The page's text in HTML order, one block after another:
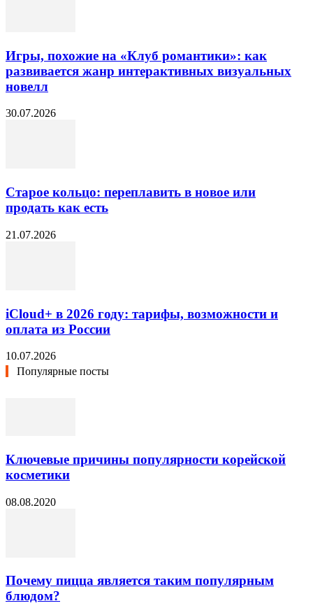
Игры, похожие на «Клуб романтики»: как
развивается жанр интерактивных визуальных
новелл
30.07.2026
Старое кольцо: переплавить в новое или
продать как есть
21.07.2026
iCloud+ в 2026 году: тарифы, возможности и
оплата из России
10.07.2026
Популярные посты
Ключевые причины популярности корейской
косметики
08.08.2020
Почему пицца является таким популярным
блюдом?